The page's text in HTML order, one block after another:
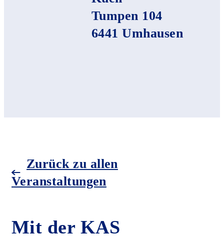
Tumpen 104
6441 Umhausen
Zurück zu allen
Veranstaltungen
Mit der KAS